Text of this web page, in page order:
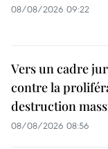
08/08/2026 09:22
Vers un cadre
contre la
destruction
08/08/2026 08:56